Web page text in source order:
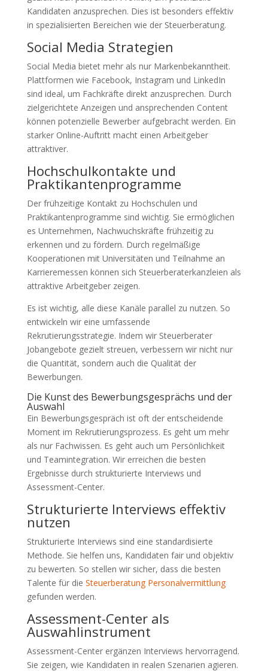
Kandidaten anzusprechen. Dies ist besonders effektiv
in spezialisierten Bereichen wie der Steuerberatung.
Social Media Strategien
Social Media bietet mehr als nur Markenbekanntheit.
Plattformen wie Facebook, Instagram und LinkedIn
sind ideal, um Fachkräfte direkt anzusprechen. Durch
zielgerichtete Anzeigen und ansprechenden Content
können potenzielle Bewerber aufgebracht werden. Ein
starker Online-Auftritt macht einen Arbeitgeber
attraktiver.
Hochschulkontakte und
Praktikantenprogramme
Der frühzeitige Kontakt zu Hochschulen und
Praktikantenprogramme sind wichtig. Sie ermöglichen
es Unternehmen, Nachwuchskräfte frühzeitig zu
erkennen und zu fördern. Durch regelmäßige
Kooperationen mit Universitäten und Teilnahme an
Karrieremessen können sich Steuerberaterkanzleien als
attraktive Arbeitgeber zeigen.
Es ist wichtig, alle diese Kanäle parallel zu nutzen. So
entwickeln wir eine umfassende
Rekrutierungsstrategie. Indem wir Steuerberater
Jobangebote gezielt streuen, verbessern wir nicht nur
die Quantität, sondern auch die Qualität der
Bewerbungen.
Die Kunst des Bewerbungsgesprächs und der
Auswahl
Ein Bewerbungsgespräch ist oft der entscheidende
Moment im Rekrutierungsprozess. Es geht um mehr
als nur Fachwissen. Es geht auch um Persönlichkeit
und Teamintegration. Wir erreichen die besten
Ergebnisse durch strukturierte Interviews und
Assessment-Center.
Strukturierte Interviews effektiv
nutzen
Strukturierte Interviews sind eine standardisierte
Methode. Sie helfen uns, Kandidaten fair und objektiv
zu bewerten. So stellen wir sicher, dass die besten
Talente für die Steuerberatung Personalvermittlung
gefunden werden.
Assessment-Center als
Auswahlinstrument
Assessment-Center ergänzen Interviews hervorragend.
Sie zeigen, wie Kandidaten in realen Szenarien agieren.